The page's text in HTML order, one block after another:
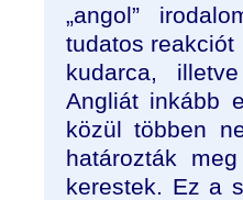
„angol”
tudatos
kudarca,
Angliát inkább
közül többen
határozták
kerestek. Ez a